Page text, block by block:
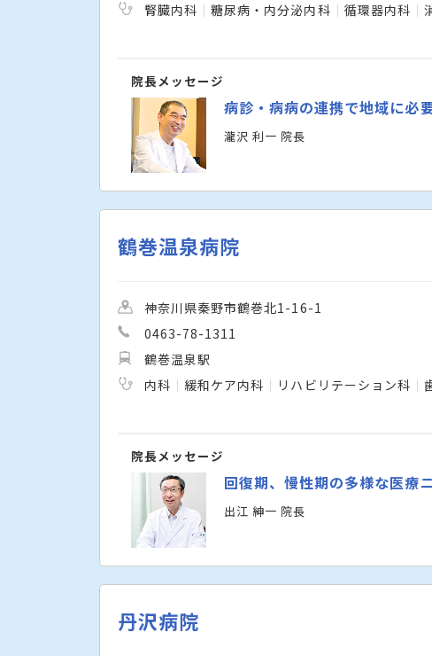
腎臓内科
糖尿病・内分泌内科 循環器内科
院長メッセージ
病診・病病の連携で地域に必
瀧沢 利一 院長
鶴巻温泉病院
神奈川県秦野市鶴巻北1-16-1
0463-78-1311
鶴巻温泉駅
内科
緩和ケア内科 リハビリテーション科
院長メッセージ
回復期、慢性期の多様な医療
出江 紳一 院長
丹沢病院